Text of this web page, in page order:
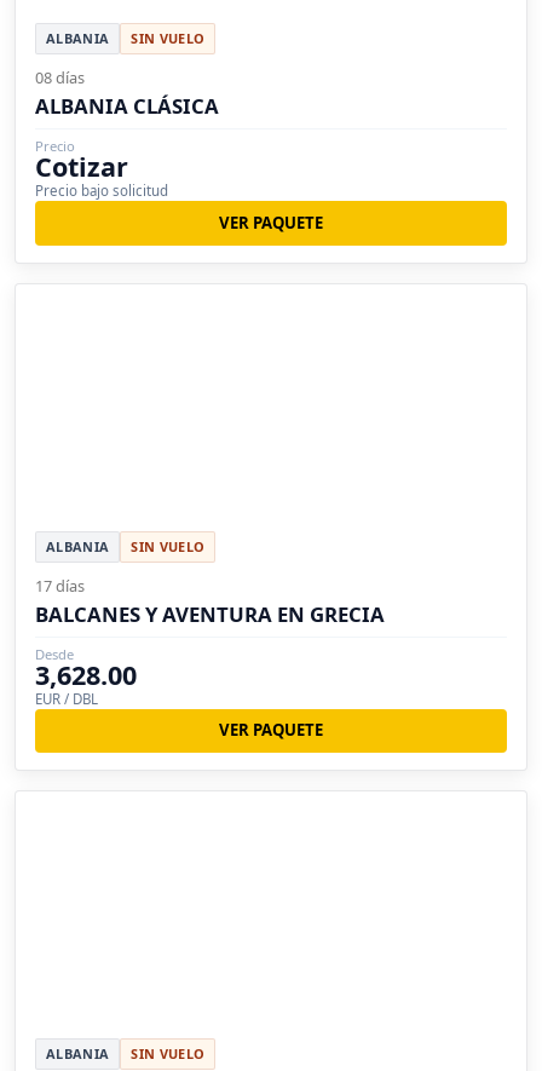
ALBANIA SIN VUELO
08 días
ALBANIA CLÁSICA
Precio
Cotizar
Precio bajo solicitud
VER PAQUETE
ALBANIA SIN VUELO
17 días
BALCANES Y AVENTURA EN GRECIA
Desde
3,628.00
EUR / DBL
VER PAQUETE
ALBANIA SIN VUELO